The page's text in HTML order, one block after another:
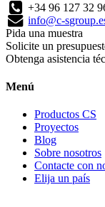
+34 96 127 32
info@c-
Pida una muestra
Solicite un
Obtenga asistencia
Menú
Productos CS
Proyectos
Blog
Sobre nosotros
Contacte con
Elija un país